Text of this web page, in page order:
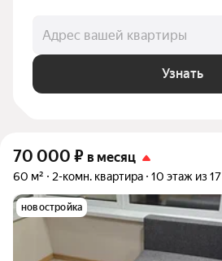
Адрес вашей квартиры
Узнать
70 000 ₽ в месяц
60 м² 2-комн. квартира 10 этаж из 17
новостройка